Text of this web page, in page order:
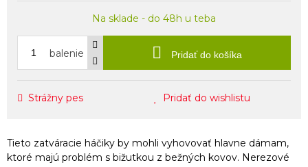
Na sklade - do 48h u teba
balenie Pridať do košíka
Strážny pes Pridať do wishlistu
Tieto zatváracie háčiky by mohli vyhovovať hlavne dámam,
ktoré majú problém s bižutkou z bežných kovov. Nerezové